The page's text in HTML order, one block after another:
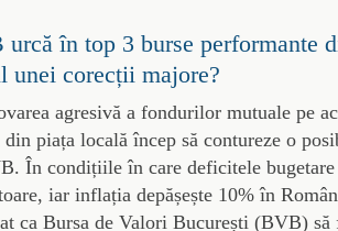
în top 3 burse performante
unei corecții majore?
agresivă a fondurilor mutuale pe
din piața locală încep să contureze o
În condițiile în care deficitele
iar inflația depășește 10% în
ca Bursa de Valori București (BVB)